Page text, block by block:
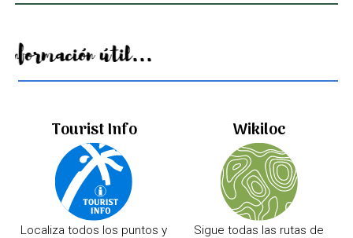
Información útil...
Tourist Info
Localiza todos los puntos y
Wikiloc
Sigue todas las rutas de